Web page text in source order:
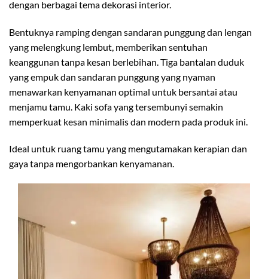
dengan berbagai tema dekorasi interior.
Bentuknya ramping dengan sandaran punggung dan lengan
yang melengkung lembut, memberikan sentuhan
keanggunan tanpa kesan berlebihan. Tiga bantalan duduk
yang empuk dan sandaran punggung yang nyaman
menawarkan kenyamanan optimal untuk bersantai atau
menjamu tamu. Kaki sofa yang tersembunyi semakin
memperkuat kesan minimalis dan modern pada produk ini.
Ideal untuk ruang tamu yang mengutamakan kerapian dan
gaya tanpa mengorbankan kenyamanan.